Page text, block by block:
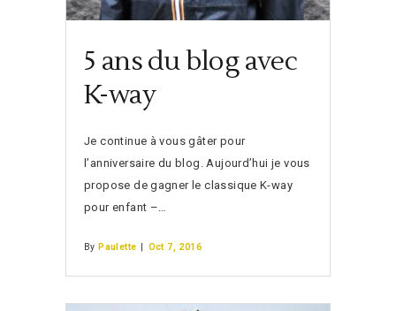
5 ans du blog avec
K-way
Je continue à vous gâter pour
l’anniversaire du blog. Aujourd’hui je vous
propose de gagner le classique K-way
pour enfant –…
By Paulette | Oct 7, 2016